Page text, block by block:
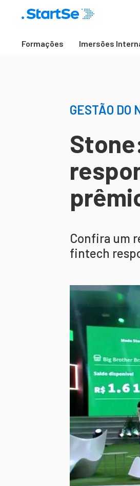
Formações Imersões
GESTÃO DO
Confira um
fintech